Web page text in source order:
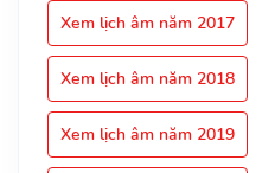
Xem lịch âm năm 2017
Xem lịch âm năm 2018
Xem lịch âm năm 2019